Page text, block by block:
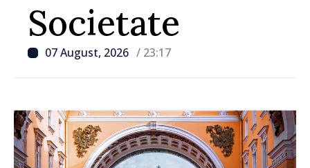
Societate
07 August, 2026 / 23:17